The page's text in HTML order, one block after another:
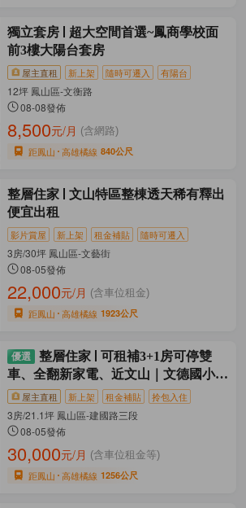
獨立套房
超大空間首選~鳳商學校面
前3樓大陽台套房
屋主直租 新上架 隨時可遷入 有陽台
12坪 鳳山區-文衡路
08-08發佈
8,500元/月 (含網路)
距鳳山 高雄橘線 840公尺
整層住家
文山特區整棟透天稀有釋出
便宜出租
影片賞屋 新上架 租金補貼 隨時可遷入
3房/30坪 鳳山區-文藝街
08-05發佈
22,000元/月 (含車位租金)
距鳳山 高雄橘線 1923公尺
整層住家
可租補3+1房可停雙
車、全翻新家電、近文山｜文德國小｜
火車站
屋主直租 新上架 租金補貼 拎包入住
3房/21.1坪 鳳山區-建國路三段
08-05發佈
30,000元/月 (含車位租金等)
距鳳山 高雄橘線 1256公尺